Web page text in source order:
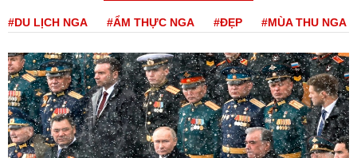
#DU LỊCH NGA #ẨM THỰC NGA #ĐẸP #MÙA THU NGA